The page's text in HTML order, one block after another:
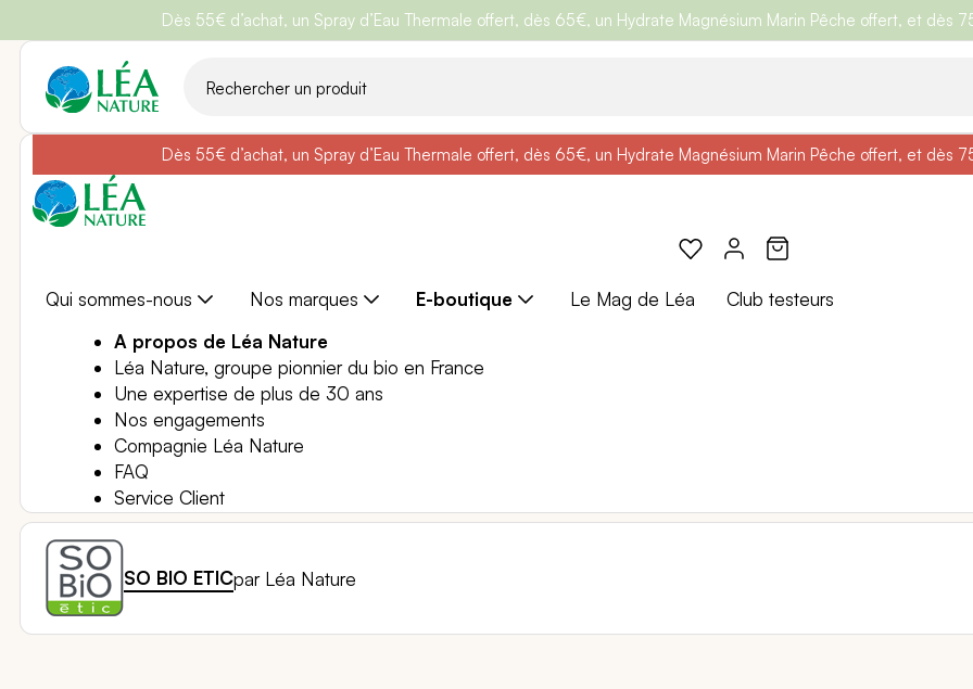
Belle semaine: Profitez de-25% + Livraison offertedès 30€ d'achat avec le
BRADERIE :-40% sur une sélection de produits
Dès 55€ d’achat, un Spray d’Eau Thermale offert, dès 65€, un Hydrate Magnésium Marin Pêche offert, et dès
Aller
contenu
Belle semaine: Profitez de-25% + Livraison offertedès 30€ d'achat avec le
Braderie :-40% sur une sélection de produits
Dès 55€ d’achat, un Spray d’Eau Thermale offert, dès 65€, un Hydrate Magnésium Marin Pêche offert, et dès
Qui sommes-nous Nos marques E-boutique Le Mag de Léa
Club testeurs
A propos de Léa Nature
Léa Nature, groupe pionnier du bio en France
Une expertise de plus de 30 ans
Nos engagements
Compagnie Léa Nature
FAQ
Service Client
SO BIO ETICpar Léa Nature